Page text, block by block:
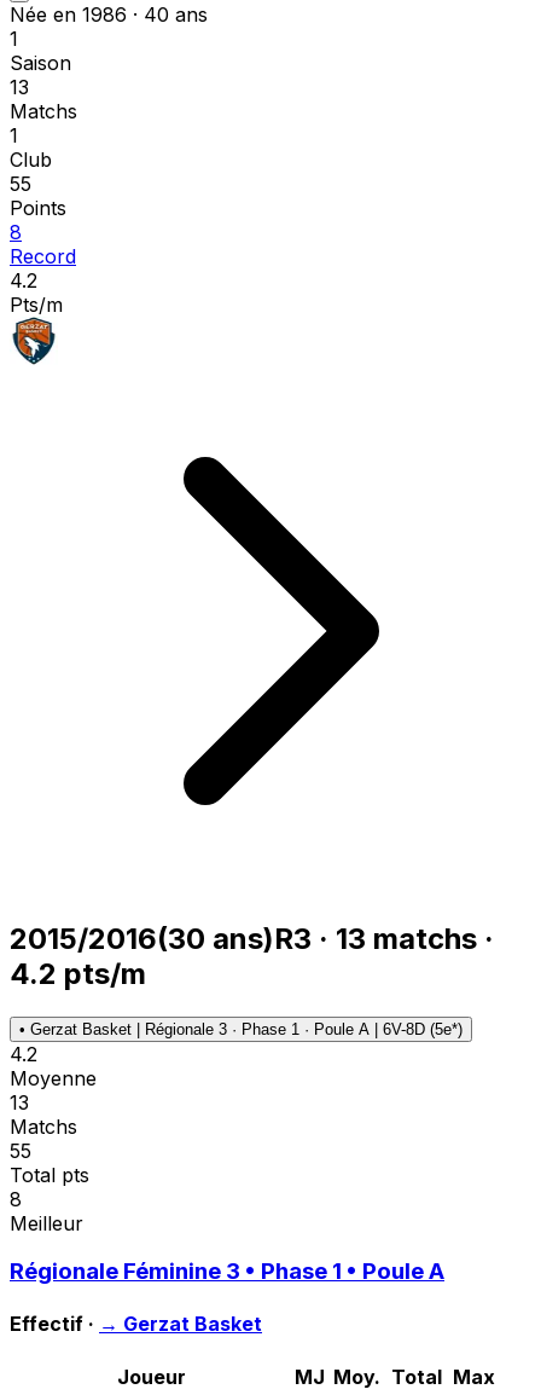
Née en 1986 · 40 ans
1
Saison
13
Matchs
1
Club
55
Points
8
Record
4.2
Pts/m
2015/2016(30 ans)R3 · 13 matchs ·
4.2 pts/m
• Gerzat Basket | Régionale 3 · Phase 1 · Poule A | 6V-8D (5e*)
4.2
Moyenne
13
Matchs
55
Total pts
8
Meilleur
Régionale Féminine 3 • Phase 1 • Poule A
Effectif · → Gerzat Basket
Joueur MJ Moy. Total Max